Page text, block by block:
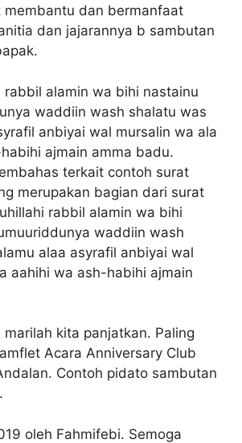
membantu dan bermanfaat
dan jajarannya b sambutan
rabbil alamin wa bihi nastainu
waddiin wash shalatu was
anbiyai wal mursalin wa ala
ajmain amma badu.
terkait contoh surat
merupakan bagian dari surat
rabbil alamin wa bihi
waddiin wash
alaa asyrafil anbiyai wal
aahihi wa ash-habihi ajmain
kita panjatkan. Paling
Acara Anniversary Club
Contoh pidato sambutan
oleh Fahmifebi. Semoga